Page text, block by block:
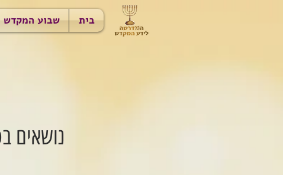
בית שבוע המקדש
נושאים